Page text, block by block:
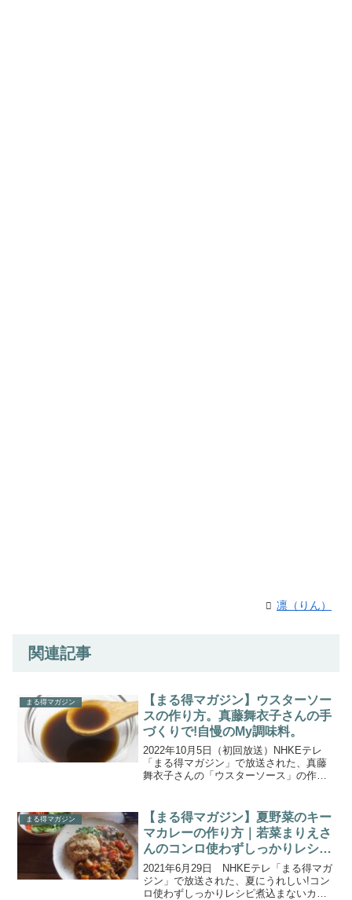
凛（りん）
関連記事
まる得マガジン
【まる得マガジン】ウスターソー
スの作り方。真藤舞衣子さんの手
づくりで!自慢のMy調味料。
2022年10月5日（初回放送）NHKEテレ
「まる得マガジン」で放送された、真藤
舞衣子さんの「ウスターソース」の作り
手作りの調味料を料理家・真藤舞衣子さ
んが紹介！さっと...
まる得マガジン
【まる得マガジン】夏野菜のキー
マカレーの作り方｜若菜まりえさ
んのコンロ使わずしっかりレシピ
(2)
2021年6月29日 NHKEテレ「まる得マガ
ジン」で放送された、夏にうれしい!コン
ロ使わずしっかりレシピ煮込まないカレ